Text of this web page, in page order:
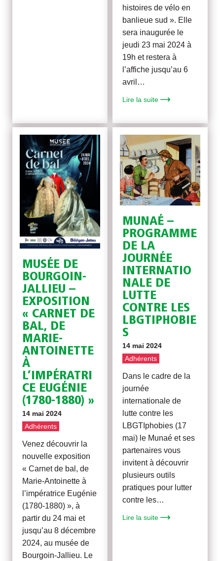
histoires de vélo en
banlieue sud ». Elle
sera inaugurée le
jeudi 23 mai 2024 à
19h et restera à
l’affiche jusqu’au 6
avril…
Lire la suite
MUSÉE DE
BOURGOIN-
JALLIEU –
EXPOSITION
« CARNET DE
BAL, DE
MARIE-
ANTOINETTE
À
L’IMPÉRATRI
CE EUGÉNIE
(1780-1880) »
14 mai 2024
Adhérents
Venez découvrir la
nouvelle exposition
« Carnet de bal, de
Marie-Antoinette à
l’impératrice Eugénie
(1780-1880) », à
partir du 24 mai et
jusqu’au 8 décembre
2024, au musée de
Bourgoin-Jallieu. Le
MUNAÉ –
PROGRAMME
DE LA
JOURNÉE
INTERNATIO
NALE DE
LUTTE
CONTRE LES
LBGTIPHOBIE
S
14 mai 2024
Adhérents
Dans le cadre de la
journée
internationale de
lutte contre les
LBGTIphobies (17
mai) le Munaé et ses
partenaires vous
invitent à découvrir
plusieurs outils
pratiques pour lutter
contre les…
Lire la suite